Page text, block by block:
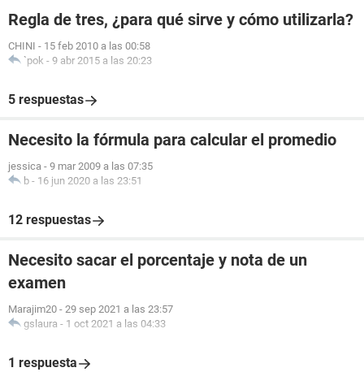
Regla de tres, ¿para qué sirve y cómo utilizarla?
CHINI - 15 feb 2010 a las 00:58
`pok - 9 abr 2015 a las 20:23
5 respuestas
Necesito la fórmula para calcular el promedio
jessica - 9 mar 2009 a las 07:35
b - 16 jun 2020 a las 23:51
12 respuestas
Necesito sacar el porcentaje y nota de un
examen
Marajim20 - 29 sep 2021 a las 23:57
gslaura - 1 oct 2021 a las 04:33
1 respuesta